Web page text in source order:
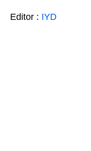
Editor : IYD